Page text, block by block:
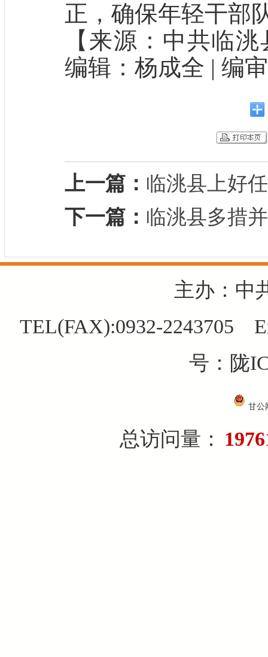
正，确保年轻干部
【来源：中共临
编辑：杨成全 | 编
上一篇： 临洮县上好
下一篇： 临洮县多措
主办：中
TEL(FAX):0932-2243705
号：陇
甘公
总访问量：